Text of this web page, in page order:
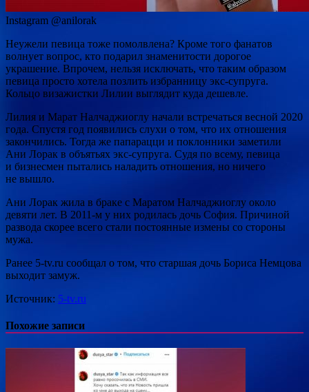
Instagram @anilorak
Неужели певица тоже помолвлена? Кроме того фанатов
волнует вопрос, кто подарил знаменитости дорогое
украшение. Впрочем, нельзя исключать, что таким образом
певица просто хотела позлить избранницу экс-супруга.
Кольцо визажистки Лилии выглядит куда дешевле.
Лилия и Марат Налчаджиоглу начали встречаться весной 2020
года. Спустя год появились слухи о том, что их отношения
закончились. Тогда же папарацци и поклонники заметили
Ани Лорак в объятьях экс-супруга. Судя по всему, певица
и бизнесмен пытались наладить отношения, но ничего
не вышло.
Ани Лорак жила в браке с Маратом Налчаджиоглу около
девяти лет. В 2011-м у них родилась дочь София. Причиной
развода скорее всего стали постоянные измены со стороны
мужа.
Ранее 5-tv.ru сообщал о том, что старшая дочь Бориса Немцова
выходит замуж.
Источник: 5-tv.ru
Похожие записи